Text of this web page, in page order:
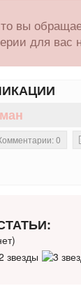
вы
для вас
0